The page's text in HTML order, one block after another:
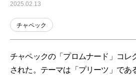
2025.02.13
チャペック
チャペックの「プロムナード」コレ
された。テーマは「プリーツ」であ